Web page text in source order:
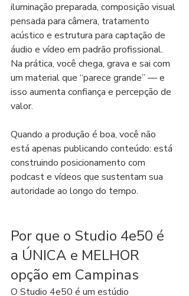
iluminação preparada, composição visual
pensada para câmera, tratamento
acústico e estrutura para captação de
áudio e vídeo em padrão profissional.
Na prática, você chega, grava e sai com
um material que “parece grande” — e
isso aumenta confiança e percepção de
valor.
Quando a produção é boa, você não
está apenas publicando conteúdo: está
construindo posicionamento com
podcast e vídeos que sustentam sua
autoridade ao longo do tempo.
Por que o Studio 4e50 é
a ÚNICA e MELHOR
opção em Campinas
O Studio 4e50 é um estúdio